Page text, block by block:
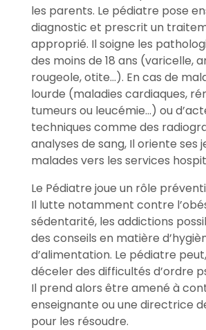
les parents. Le pédiatre pose
diagnostic et prescrit un
approprié. Il soigne les
des moins de 18 ans (varicelle,
rougeole, otite…). En cas de
lourde (maladies cardiaques,
tumeurs ou leucémie…) ou
techniques comme des
analyses de sang, Il oriente ses
malades vers les services
Le Pédiatre joue un rôle
Il lutte notamment contre
sédentarité, les addictions
des conseils en matière
d’alimentation. Le pédiatre
déceler des difficultés d’ordre
Il prend alors être amené à
enseignante ou une directrice
pour les résoudre.